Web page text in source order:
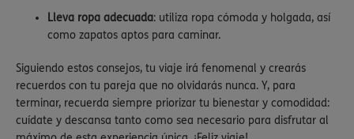
Lleva ropa adecuada: utiliza ropa cómoda y holgada, así
como zapatos aptos para caminar.
Siguiendo estos consejos, tu viaje irá fenomenal y crearás
recuerdos con tu pareja que no olvidarás nunca. Y, para
terminar, recuerda siempre priorizar tu bienestar y comodidad:
cuídate y descansa tanto como sea necesario para disfrutar al